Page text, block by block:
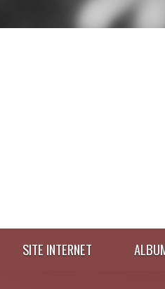
SITE INTERNET